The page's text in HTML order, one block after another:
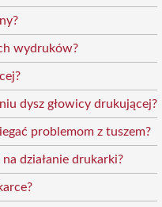
wydruków?
dysz głowicy drukującej?
problemom z tuszem?
działanie drukarki?